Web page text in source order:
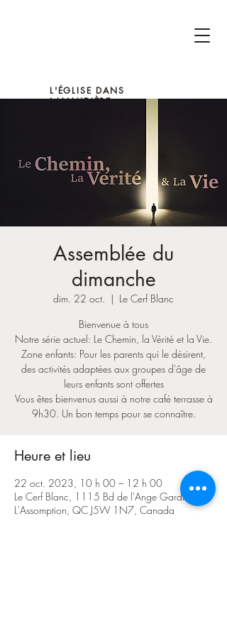
L'ÉGLISE DANS
LANAUDIÈRE
Assemblée du
dimanche
dim. 22 oct.
  |
Le Cerf Blanc
Bienvenue à tous
Notre série actuel: Le Chemin, la Vérité et la Vie.
Zone enfants: Pour les parents qui le désirent,
des activités adaptées aux groupes d'âge de
leurs enfants sont offertes
Vous êtes bienvenus aussi à notre café terrasse à
9h30. Un bon temps pour se connaître.
Heure et lieu
22 oct. 2023, 10 h 00 – 12 h 00
Le Cerf Blanc, 1115 Bd de l'Ange Gardien N,
L'Assomption, QC J5W 1N7, Canada